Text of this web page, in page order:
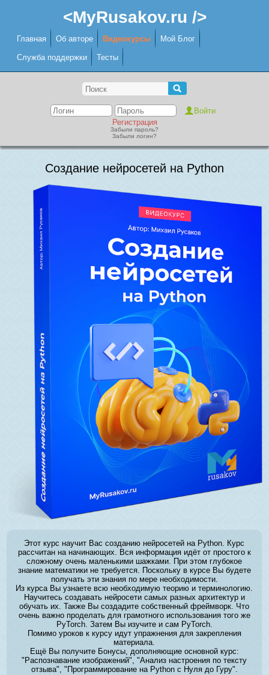
<MyRusakov.ru />
Главная Об авторе Видеокурсы Мой Блог
Служба поддержки Тесты
Регистрация
Забыли пароль?
Забыли логин?
Создание нейросетей на Python
Этот курс научит Вас созданию нейросетей на Python. Курс
рассчитан на начинающих. Вся информация идёт от простого к
сложному очень маленькими шажками. При этом глубокое
знание математики не требуется. Поскольку в курсе Вы будете
получать эти знания по мере необходимости.
Из курса Вы узнаете всю необходимую теорию и терминологию.
Научитесь создавать нейросети самых разных архитектур и
обучать их. Также Вы создадите собственный фреймворк. Что
очень важно проделать для грамотного использования того же
PyTorch. Затем Вы изучите и сам PyTorch.
Помимо уроков к курсу идут упражнения для закрепления
материала.
Ещё Вы получите Бонусы, дополняющие основной курс:
"Распознавание изображений", "Анализ настроения по тексту
отзыва", "Программирование на Python с Нуля до Гуру".